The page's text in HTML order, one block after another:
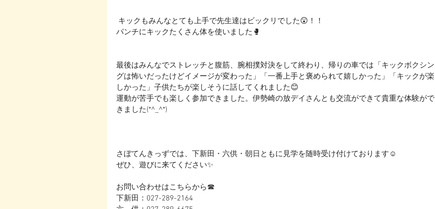
キックもみんなとても上手で先生達はビックリでした😲！！
パンチにキックたくさん体を使いました🥊
最後はみんなでストレッチと腹筋、腕相撲対決をして終わり、帰りの車では「キックボクシン
グは怖いだったけどイメージが変わった」「一番上手と褒められて嬉しかった」「キックが楽
しかった」子供たちが楽しそうに話してくれました😊
運動が苦手でも楽しく参加できました。伊勢崎の放デイさんとも交流ができて貴重な体験がで
きました(*^_^*)
さぼてんきっずでは、下新田・六供・朝日ともに見学を随時受け付けております☺
ぜひ、遊びに来てください✨
お問い合わせはこちらから☎
下新田：027-289-2164